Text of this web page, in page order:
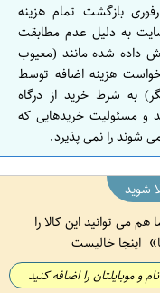
بازگشت تمام هزینه
به دلیل عدم مطابقت
داده شده مانند (معیوب
هزینه اضافه توسط
به شرط خرید از درگاه
و مسئولیت خریدهایی که
شوند را نمی پذیرد.
شوید
می توانید این کالا را
اینجا خالیست
و موبایلتان را اضافه کنید